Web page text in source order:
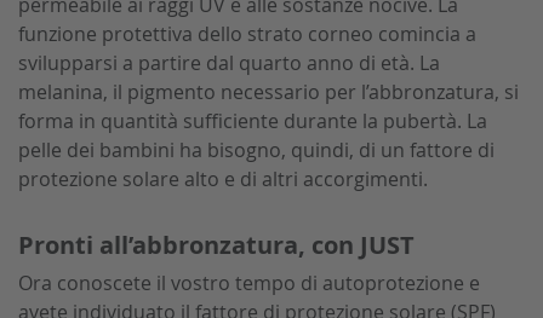
funzione protettiva dello strato corneo comincia a
svilupparsi a partire dal quarto anno di età. La
melanina, il pigmento necessario per l’abbronzatura, si
forma in quantità sufficiente durante la pubertà. La
pelle dei bambini ha bisogno, quindi, di un fattore di
protezione solare alto e di altri accorgimenti.
Pronti all’abbronzatura, con JUST
Ora conoscete il vostro tempo di autoprotezione e
avete individuato il fattore di protezione solare (SPF)